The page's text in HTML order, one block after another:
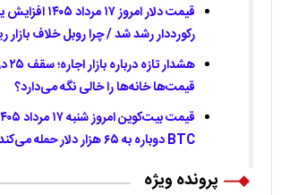
قیمت دلار امروز ۱۷
رکورددار رشد شد / چرا روبل خلاف
هشدار
قیمت‌ها خانه‌ها را خالی نگه می‌دارد؟
BTC دوباره به ۶۵ هزار دلار حمله می‌کند؟
پرونده ویژه